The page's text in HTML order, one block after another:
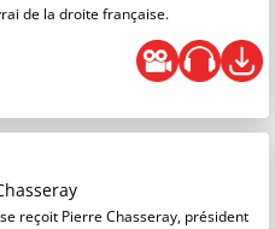
de la droite française.
reçoit Pierre Chasseray, président